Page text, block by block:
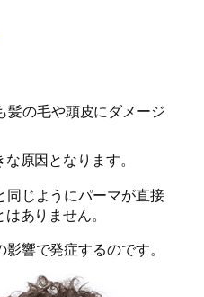
髪の毛や頭皮にダメージ
原因となります。
同じようにパーマが直接
ありません。
響で発症するのです。